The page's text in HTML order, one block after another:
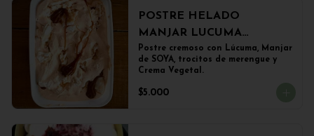
POSTRE HELADO
MANJAR LUCUMA
(500grs)
Postre cremoso con Lúcuma, Manjar
de SOYA, trocitos de merengue y
Crema Vegetal.
$5.000